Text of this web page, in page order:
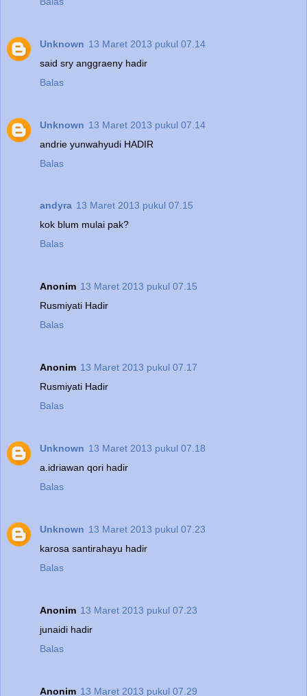
Unknown 13 Maret 2013 pukul 07.14
said sry anggraeny hadir
Balas
Unknown 13 Maret 2013 pukul 07.14
andrie yunwahyudi HADIR
Balas
andyra 13 Maret 2013 pukul 07.15
kok blum mulai pak?
Balas
Anonim 13 Maret 2013 pukul 07.15
Rusmiyati Hadir
Balas
Anonim 13 Maret 2013 pukul 07.17
Rusmiyati Hadir
Balas
Unknown 13 Maret 2013 pukul 07.18
a.idriawan qori hadir
Balas
Unknown 13 Maret 2013 pukul 07.23
karosa santirahayu hadir
Balas
Anonim 13 Maret 2013 pukul 07.23
junaidi hadir
Balas
Anonim 13 Maret 2013 pukul 07.29